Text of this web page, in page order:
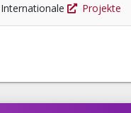
Internationale Projekte